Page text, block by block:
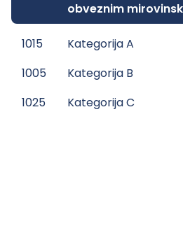
obveznim
1015 Kategorija A
1005
Kategorija B
1025
Kategorija C